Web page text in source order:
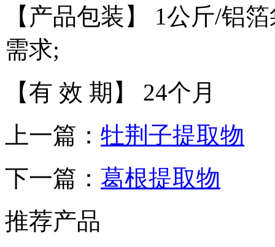
【产品包装】 1公斤/铝
需求;
【有 效 期】 24个月
上一篇： 牡荆子提取物
下一篇： 葛根提取物
推荐产品